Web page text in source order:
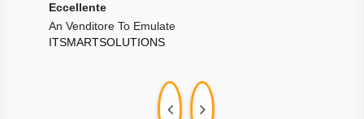
Eccellente
An Venditore To Emulate
ITSMARTSOLUTIONS
Eccellente
Tutto Ok. Grazie
GIANLUCA2406